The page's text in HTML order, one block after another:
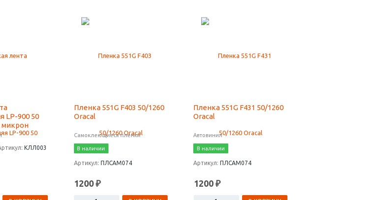
LP-900 50
микрон
КЛЛ003
Пленка 551G F403 50/1260
Oracal
Самоклеющиеся пленки
В наличии
Артикул: ПЛСАМ074
1200 ₽
Пленка 551G F431 50/1260
Oracal
Автовинил
В наличии
Артикул: ПЛСАМ074
1200 ₽